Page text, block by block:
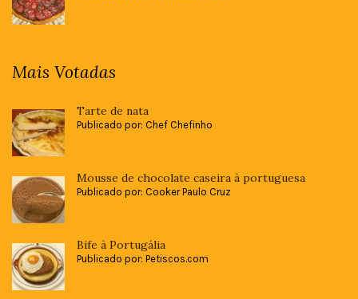
Mais Votadas
Tarte de nata
Publicado por: Chef Chefinho
Mousse de chocolate caseira à portuguesa
Publicado por: Cooker Paulo Cruz
Bife à Portugália
Publicado por: Petiscos.com